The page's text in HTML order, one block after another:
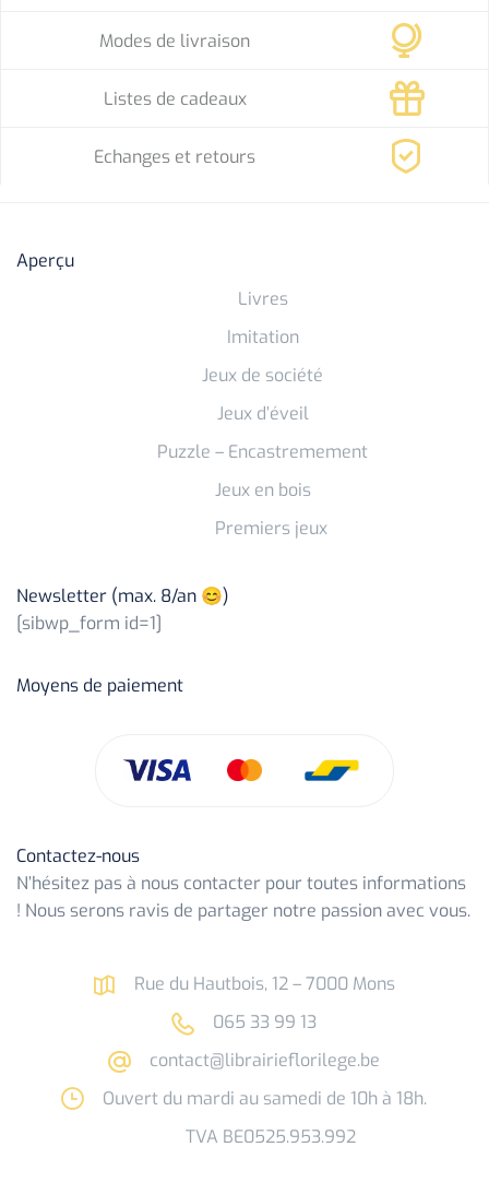
Modes de livraison
Listes de cadeaux
Echanges et retours
Aperçu
Livres
Imitation
Jeux de société
Jeux d’éveil
Puzzle – Encastremement
Jeux en bois
Premiers jeux
Newsletter (max. 8/an 😊)
[sibwp_form id=1]
Moyens de paiement
Contactez-nous
N’hésitez pas à nous contacter pour toutes informations
! Nous serons ravis de partager notre passion avec vous.
Rue du Hautbois, 12 – 7000 Mons
065 33 99 13
contact@librairieflorilege.be
Ouvert du mardi au samedi de 10h à 18h.
TVA BE0525.953.992